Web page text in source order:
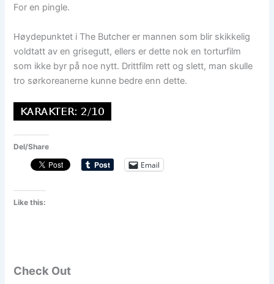
For en pingle.
Høydepunktet i The Butcher er mannen som blir skikkelig
voldtatt av en grisegutt, ellers er dette nok en torturfilm
som ikke byr på noe nytt. Drittfilm rett og slett, man skulle
tro sørkoreanerne kunne bedre enn dette.
Del/Share
Email
Like this:
Check Out